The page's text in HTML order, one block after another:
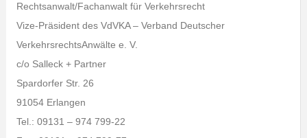
Rechtsanwalt/Fachanwalt für Verkehrsrecht
Vize-Präsident des VdVKA – Verband Deutscher
VerkehrsrechtsAnwälte e. V.
c/o Salleck + Partner
Spardorfer Str. 26
91054 Erlangen
Tel.: 09131 – 974 799-22